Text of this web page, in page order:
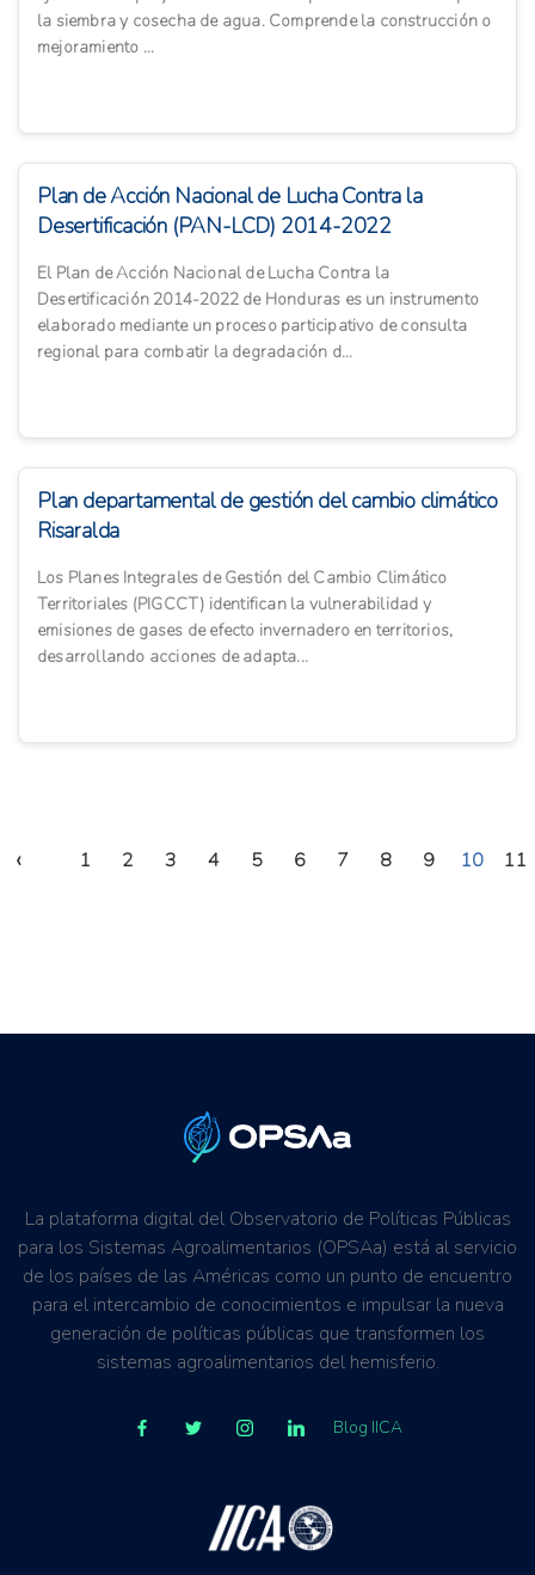
la siembra y cosecha de agua. Comprende la construcción o
mejoramiento ...
Plan de Acción Nacional de Lucha Contra la
Desertificación (PAN-LCD) 2014-2022
El Plan de Acción Nacional de Lucha Contra la
Desertificación 2014-2022 de Honduras es un instrumento
elaborado mediante un proceso participativo de consulta
regional para combatir la degradación d...
Plan departamental de gestión del cambio climático
Risaralda
Los Planes Integrales de Gestión del Cambio Climático
Territoriales (PIGCCT) identifican la vulnerabilidad y
emisiones de gases de efecto invernadero en territorios,
desarrollando acciones de adapta...
‹ 1 2 3 4 5 6 7 8 9 10 11
La plataforma digital del Observatorio de Políticas Públicas
para los Sistemas Agroalimentarios (OPSAa) está al servicio
de los países de las Américas como un punto de encuentro
para el intercambio de conocimientos e impulsar la nueva
generación de políticas públicas que transformen los
sistemas agroalimentarios del hemisferio.
Blog IICA